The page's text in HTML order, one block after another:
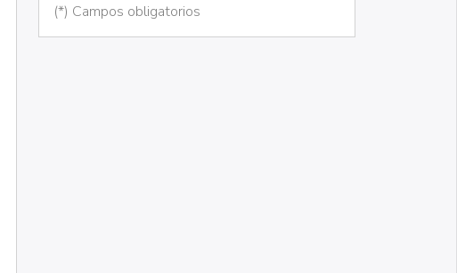
(*) Campos obligatorios